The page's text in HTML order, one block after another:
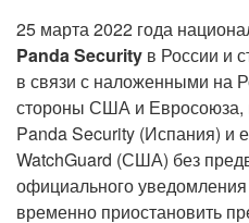
25 марта 2022 года
Panda Security в России и
в связи с наложенными на
стороны США и Евросоюза,
Panda Security (Испания) и
WatchGuard (США) без
официального
временно приостановить